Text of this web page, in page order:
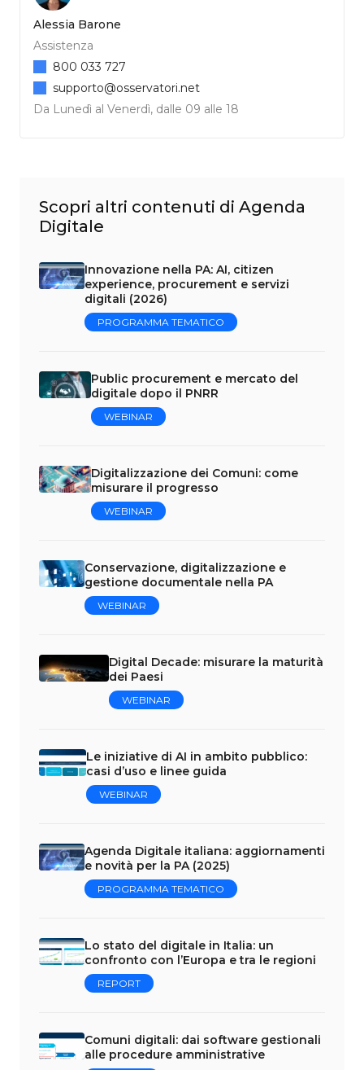
Alessia Barone
Assistenza
Da Lunedì al Venerdì, dalle 09 alle 18
800 033 727
supporto@osservatori.net
Scopri altri contenuti di Agenda
Digitale
Innovazione nella PA: AI, citizen
experience, procurement e servizi
digitali (2026)
PROGRAMMA TEMATICO
Public procurement e mercato del
digitale dopo il PNRR
WEBINAR
Digitalizzazione dei Comuni: come
misurare il progresso
WEBINAR
Conservazione, digitalizzazione e
gestione documentale nella PA
WEBINAR
Digital Decade: misurare la maturità
dei Paesi
WEBINAR
Le iniziative di AI in ambito pubblico:
casi d’uso e linee guida
WEBINAR
Agenda Digitale italiana: aggiornamenti
e novità per la PA (2025)
PROGRAMMA TEMATICO
Lo stato del digitale in Italia: un
confronto con l’Europa e tra le regioni
REPORT
Comuni digitali: dai software gestionali
alle procedure amministrative